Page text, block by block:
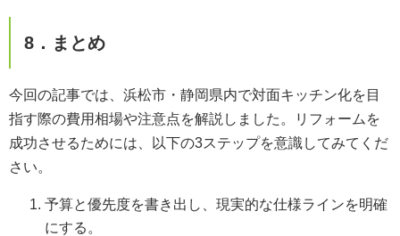
8．まとめ
今回の記事では、浜松市・静岡県内で対面キッチン化を目
指す際の費用相場や注意点を解説しました。リフォームを
成功させるためには、以下の3ステップを意識してみてくだ
さい。
予算と優先度を書き出し、現実的な仕様ラインを明確
にする。